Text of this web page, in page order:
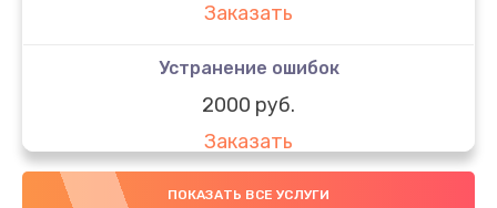
Заказать
Устранение ошибок
2000 руб.
Заказать
Ремонт после залития
ПОКАЗАТЬ ВСЕ УСЛУГИ